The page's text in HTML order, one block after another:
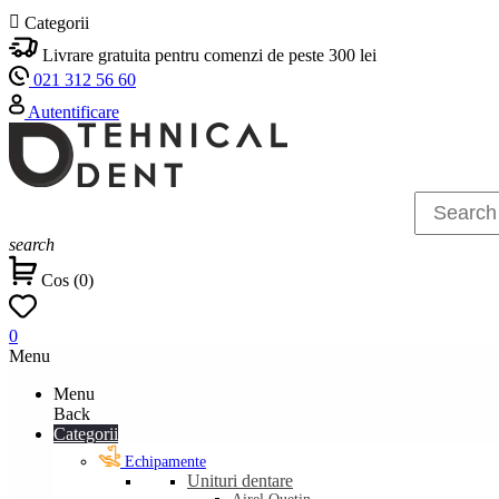
 Categorii
Livrare gratuita pentru comenzi de peste 300 lei
021 312 56 60
Autentificare
search
Cos (0)
0
Menu
Menu
Back
Categorii
Echipamente
Unituri dentare